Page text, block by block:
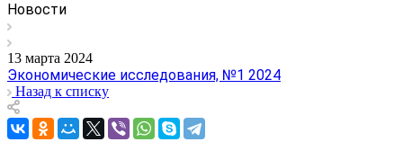
Новости
13 марта 2024
Экономические исследования, №1 2024
Назад к списку